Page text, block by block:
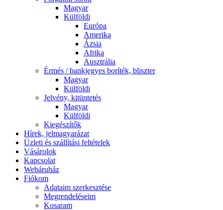
Magyar
Külföldi
Európa
Amerika
Ázsia
Afrika
Ausztrália
Érmés / bankjegyes boríték, bliszter
Magyar
Külföldi
Jelvény, kitüntetés
Magyar
Külföldi
Kiegészítők
Hírek, jelmagyarázat
Üzleti és szállítási feltételek
Vásárolok
Kapcsolat
Webáruház
Fiókom
Adataim szerkesztése
Megrendeléseim
Kosaram